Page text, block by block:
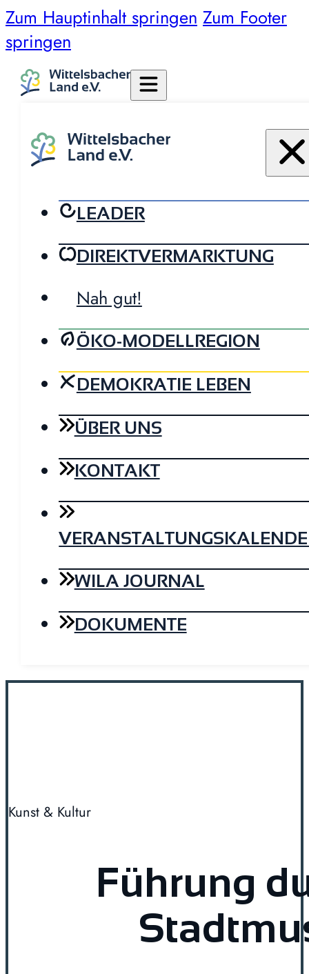
Zum Hauptinhalt springen Zum Footer
springen
LEADER
DIREKTVERMARKTUNG
Nah gut!
ÖKO-MODELLREGION
DEMOKRATIE LEBEN
ÜBER UNS
KONTAKT
WILA JOURNAL
DOKUMENTE
Kunst & Kultur
Führung